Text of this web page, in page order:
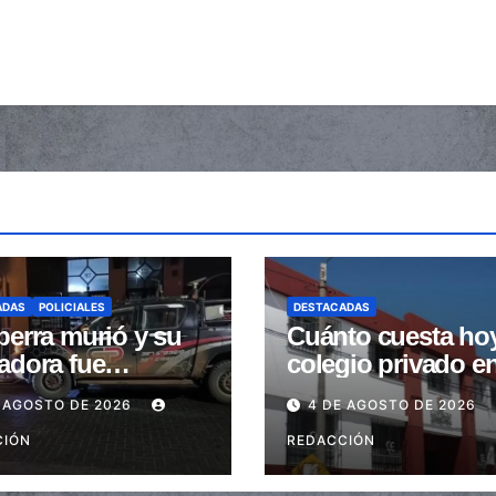
POLICIALES
murió y su
fue
tras ser
en la
peatonal
DE 2026
DESTACADAS
Cuánto cuesta
colegio privado
Salta: Las cuotas
de $110.000 a
$600.000
4 DE AGOSTO DE 2026
REDACCIÓN